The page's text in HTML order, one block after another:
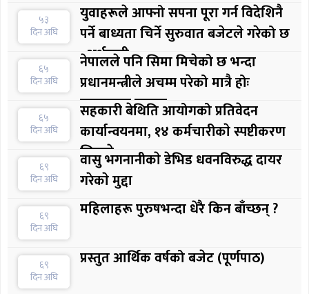
५३
दिन अघि
युवाहरूले आफ्नो सपना पूरा गर्न विदेशिनै
पर्ने बाध्यता चिर्ने सुरुवात बजेटले गरेको छ
: अर्थमन्त्री
६५
दिन अघि
नेपालले पनि सिमा मिचेको छ भन्दा
प्रधानमन्त्रीले अचम्म परेको मात्रै होः
सरकारका प्रवक्ता
६५
दिन अघि
सहकारी बेथिति आयोगको प्रतिवेदन
कार्यान्वयनमा, १४ कर्मचारीकाे स्पष्टीकरण
लिइयाे
६९
दिन अघि
वासु भगनानीकाे डेभिड धवनविरुद्ध दायर
गरेकाे मुद्दा
६९
दिन अघि
महिलाहरू पुरुषभन्दा धेरै किन बाँच्छन् ?
६९
दिन अघि
प्रस्तुत आर्थिक वर्षको बजेट (पूर्णपाठ)